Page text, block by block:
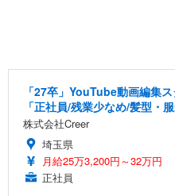
「27卒」YouTube動画編集
「正社員/残業少なめ/髪型・
株式会社Creer
埼玉県
月給25万3,200円～32万円
正社員